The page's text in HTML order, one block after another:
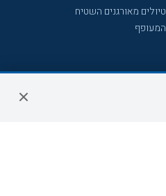
טיולים מאורגנים השטיח
המעופף